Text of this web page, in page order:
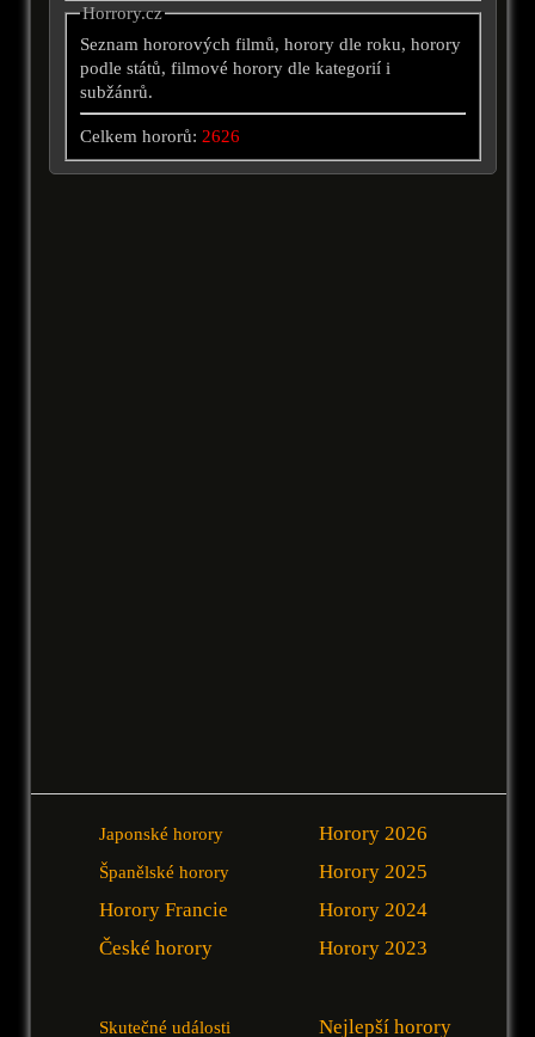
Horrory.cz
Seznam hororových filmů, horory dle roku, horory
podle států, filmové horory dle kategorií i
subžánrů.
Celkem hororů: 2626
Japonské horory
Španělské horory
Horory Francie
České horory
Horory 2026
Horory 2025
Horory 2024
Horory 2023
Skutečné události Nejlepší horory